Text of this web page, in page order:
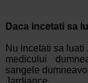
Daca incetati sa
Nu incetati sa
medicului
sangele
Jardiance.